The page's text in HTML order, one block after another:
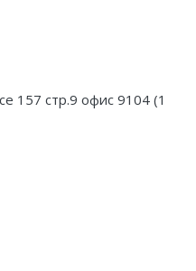
157 стр.9 офис 9104 (1